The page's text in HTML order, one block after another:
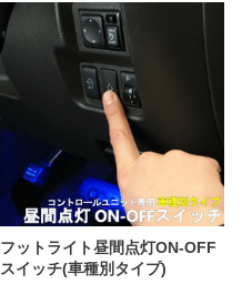
フットライト昼間点灯ON-OFF
スイッチ(車種別タイプ)